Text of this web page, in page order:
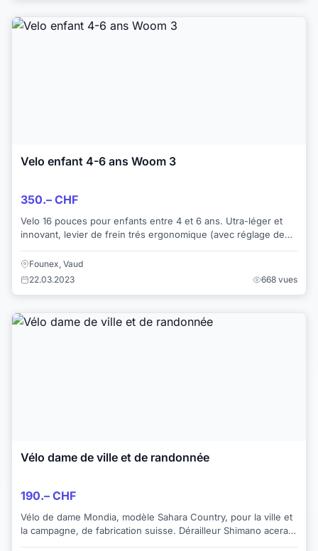
Velo enfant 4-6 ans Woom 3
350.– CHF
Velo 16 pouces pour enfants entre 4 et 6 ans. Utra-léger et
innovant, levier de frein trés ergonomique (avec réglage de
Founex, Vaud
22.03.2023
668 vues
Vélo dame de ville et de randonnée
190.– CHF
Vélo de dame Mondia, modèle Sahara Country, pour la ville et
la campagne, de fabrication suisse. Dérailleur Shimano acera à
3 plateaux de 7 vitesses...